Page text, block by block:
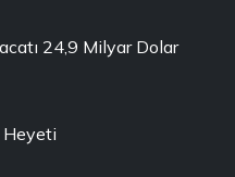
24,9 Milyar Dolar
Heyeti